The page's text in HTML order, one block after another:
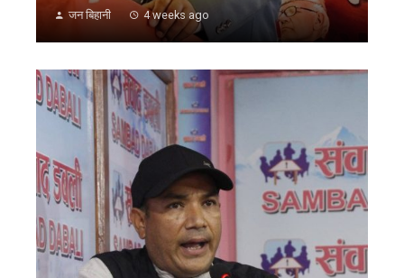
जन बिहानी 4 weeks ago